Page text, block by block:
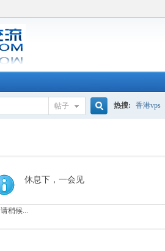
帖子 热搜: 香港vps
休息下，一会见
请稍候...